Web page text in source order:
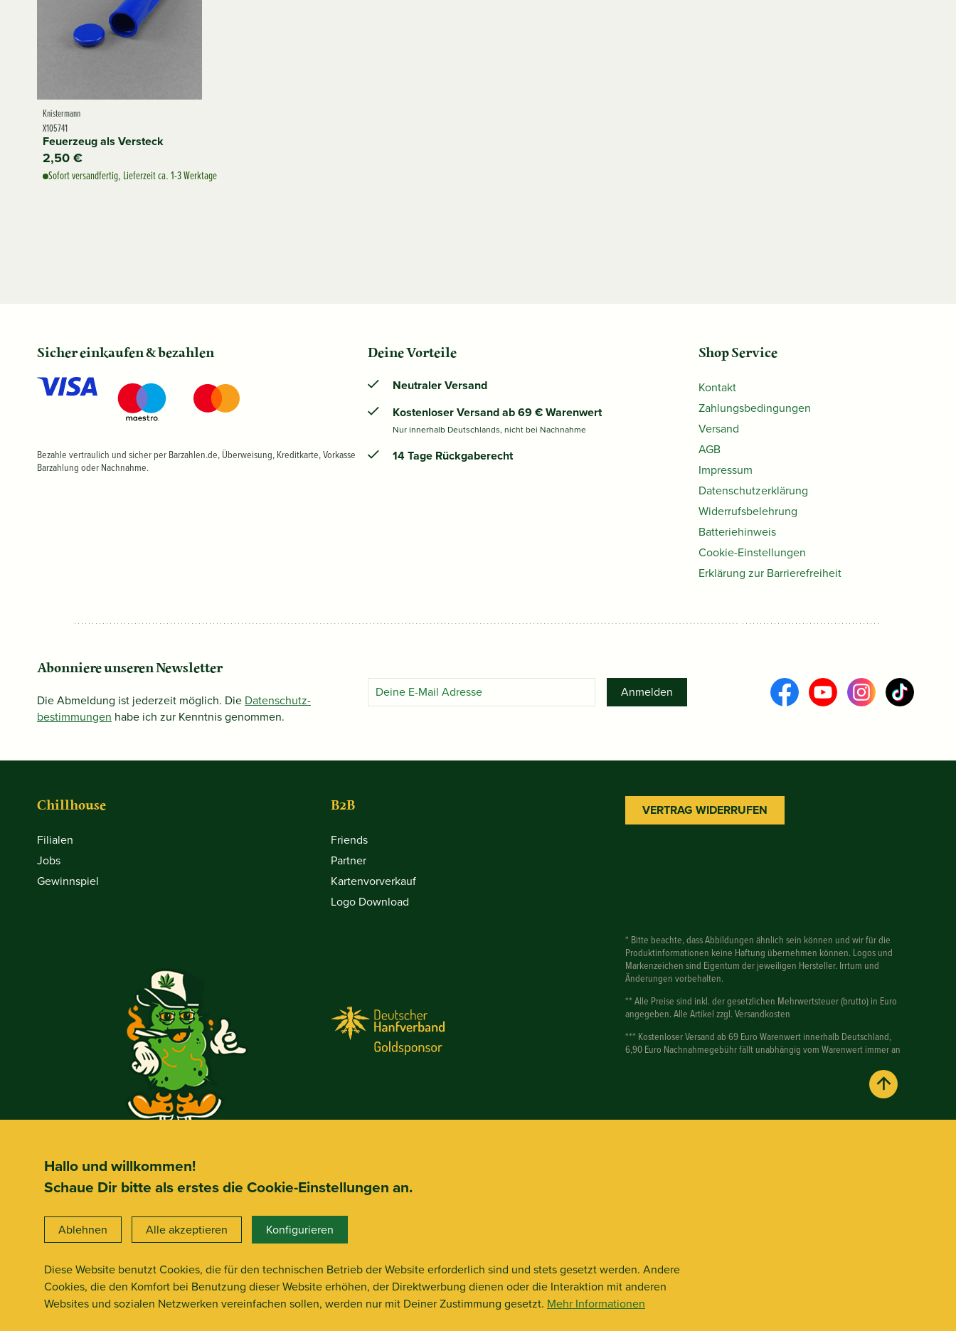
Knistermann
X105741
Feuerzeug als Versteck
2,50 €
Sofort versandfertig, Lieferzeit ca. 1-3 Werktage
Sicher einkaufen & bezahlen
Bezahle vertraulich und sicher per Barzahlen.de, Überweisung, Kreditkarte, Vorkasse
Barzahlung oder Nachnahme.
Deine Vorteile
Neutraler Versand
Kostenloser Versand ab 69 € Warenwert
Nur innerhalb Deutschlands, nicht bei Nachnahme
14 Tage Rückgaberecht
Shop Service
Kontakt
Zahlungsbedingungen
Versand
AGB
Impressum
Datenschutzerklärung
Widerrufsbelehrung
Batteriehinweis
Cookie-Einstellungen
Erklärung zur Barrierefreiheit
Abonniere unseren Newsletter
Die Abmeldung ist jederzeit möglich. Die Datenschutz­
bestimmungen habe ich zur Kenntnis genommen.
Anmelden
Chillhouse
Filialen
Jobs
Gewinnspiel
B2B
Friends
Partner
Kartenvorverkauf
Logo Download
VERTRAG WIDERRUFEN
* Bitte beachte, dass Abbildungen ähnlich sein können und wir für die
Produktinformationen keine Haftung übernehmen können. Logos und
Markenzeichen sind Eigentum der jeweiligen Hersteller. Irrtum und
Änderungen vorbehalten.
** Alle Preise sind inkl. der gesetzlichen Mehrwertsteuer (brutto) in Euro
angegeben. Alle Artikel zzgl. Versandkosten
*** Kostenloser Versand ab 69 Euro Warenwert innerhalb Deutschland,
6,90 Euro Nachnahmegebühr fällt unabhängig vom Warenwert immer an
Hallo und willkommen!
Schaue Dir bitte als erstes die Cookie-Einstellungen an.
Diese Website benutzt Cookies, die für den technischen Betrieb der Website erforderlich sind und stets gesetzt werden. Andere
Cookies, die den Komfort bei Benutzung dieser Website erhöhen, der Direktwerbung dienen oder die Interaktion mit anderen
Websites und sozialen Netzwerken vereinfachen sollen, werden nur mit Deiner Zustimmung gesetzt. Mehr Informationen
Ablehnen Alle akzeptieren Konfigurieren